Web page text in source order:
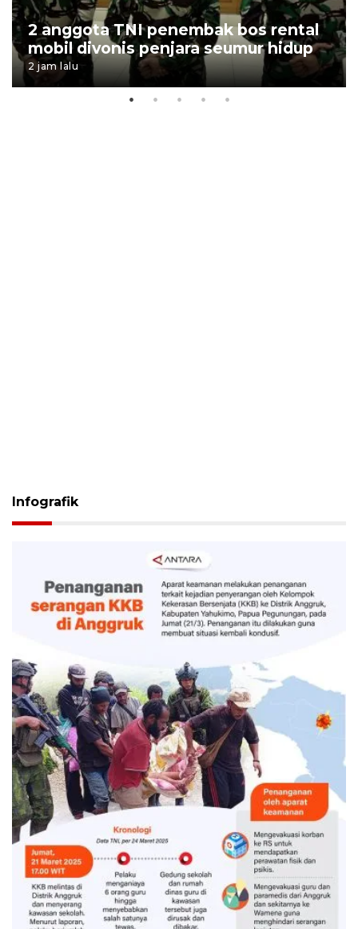
2 anggota TNI penembak bos rental
mobil divonis penjara seumur hidup
2 jam lalu
Infografik